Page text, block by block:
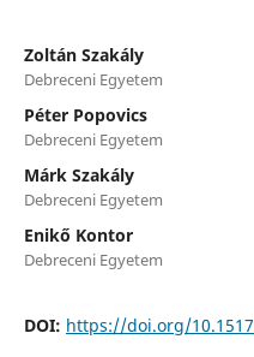
Zoltán Szakály
Debreceni Egyetem
Péter Popovics
Debreceni Egyetem
Márk Szakály
Debreceni Egyetem
Enikő Kontor
Debreceni Egyetem
DOI: https://doi.org/